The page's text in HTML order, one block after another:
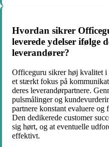
Hvordan sikrer
leverede ydelser ifølge
leverandører?
Officeguru sikrer høj kvalitet i
et stærkt fokus på
deres leverandørpartnere.
pulsmålinger og
partnere konstant evaluere og
Den dedikerede customer
sig hørt, og at eventuelle
effektivt.